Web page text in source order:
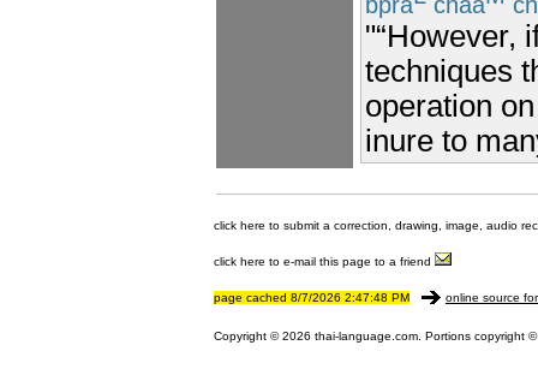
"“However,
techniques
operation
inure to
click here to submit a correction, drawing, image, audio
click here to e-mail this page to a friend
page cached 8/7/2026 2:47:48 PM online source
Copyright © 2026 thai-language.com. Portions copyright